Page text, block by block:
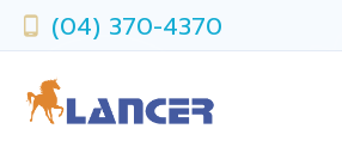
(04) 370-4370